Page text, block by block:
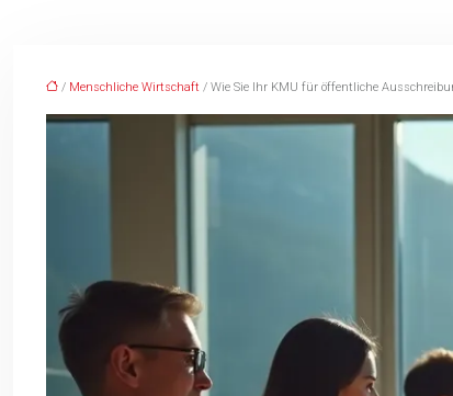
/ Menschliche Wirtschaft / Wie Sie Ihr KMU für öffentliche